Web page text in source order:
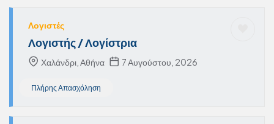
Λογιστές
Λογιστής / Λογίστρια
Χαλάνδρι, Αθήνα 7 Αυγούστου, 2026
Πλήρης Απασχόληση